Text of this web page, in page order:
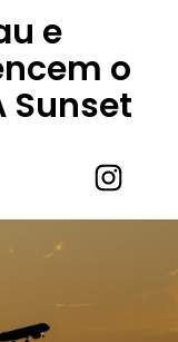
e
o
Sunset